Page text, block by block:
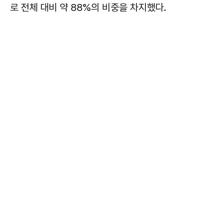
로 전체 대비 약 88%의 비중을 차지했다.